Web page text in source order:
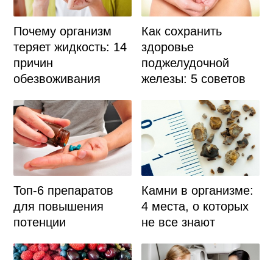
Почему организм
теряет жидкость: 14
причин
обезвоживания
Как сохранить
здоровье
поджелудочной
железы: 5 советов
Топ-6 препаратов
для повышения
потенции
Камни в организме:
4 места, о которых
не все знают